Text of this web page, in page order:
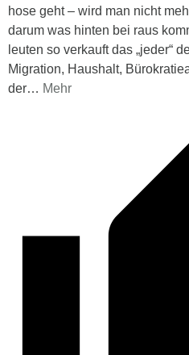
hose geht – wird man nicht
darum was hinten bei raus
leuten so verkauft das „jeder“
Migration, Haushalt,
der… Mehr